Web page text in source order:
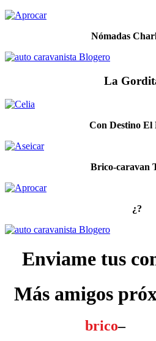
Nómadas
La
Con Destino El
Brico-caravan
¿?
Enviame tus
Más amigos
brico–